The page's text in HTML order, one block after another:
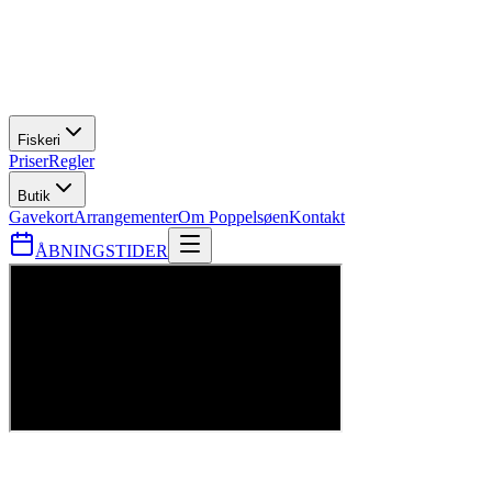
Fiskeri
PriserRegler
Butik
GavekortArrangementerOm PoppelsøenKontakt
ÅBNINGSTIDER